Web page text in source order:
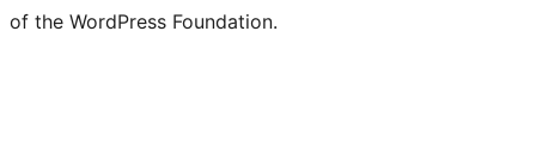
of the WordPress Foundation.